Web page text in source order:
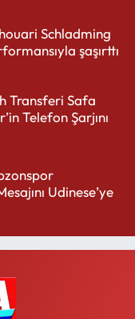
Schladming
şaşırttı
Transferi Safa
Telefon Şarjını
Udinese’ye